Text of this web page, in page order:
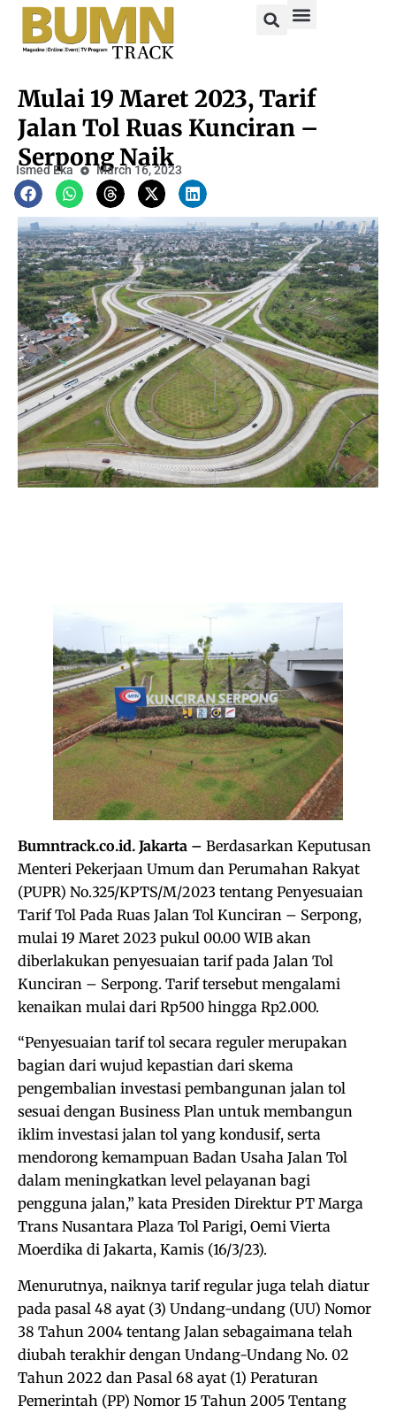
Mulai 19 Maret 2023, Tarif
Jalan Tol Ruas Kunciran –
Serpong Naik
Ismed Eka March 16, 2023
Bumntrack.co.id. Jakarta – Berdasarkan Keputusan
Menteri Pekerjaan Umum dan Perumahan Rakyat
(PUPR) No.325/KPTS/M/2023 tentang Penyesuaian
Tarif Tol Pada Ruas Jalan Tol Kunciran – Serpong,
mulai 19 Maret 2023 pukul 00.00 WIB akan
diberlakukan penyesuaian tarif pada Jalan Tol
Kunciran – Serpong. Tarif tersebut mengalami
kenaikan mulai dari Rp500 hingga Rp2.000.
“Penyesuaian tarif tol secara reguler merupakan
bagian dari wujud kepastian dari skema
pengembalian investasi pembangunan jalan tol
sesuai dengan Business Plan untuk membangun
iklim investasi jalan tol yang kondusif, serta
mendorong kemampuan Badan Usaha Jalan Tol
dalam meningkatkan level pelayanan bagi
pengguna jalan,” kata Presiden Direktur PT Marga
Trans Nusantara Plaza Tol Parigi, Oemi Vierta
Moerdika di Jakarta, Kamis (16/3/23).
Menurutnya, naiknya tarif regular juga telah diatur
pada pasal 48 ayat (3) Undang-undang (UU) Nomor
38 Tahun 2004 tentang Jalan sebagaimana telah
diubah terakhir dengan Undang-Undang No. 02
Tahun 2022 dan Pasal 68 ayat (1) Peraturan
Pemerintah (PP) Nomor 15 Tahun 2005 Tentang